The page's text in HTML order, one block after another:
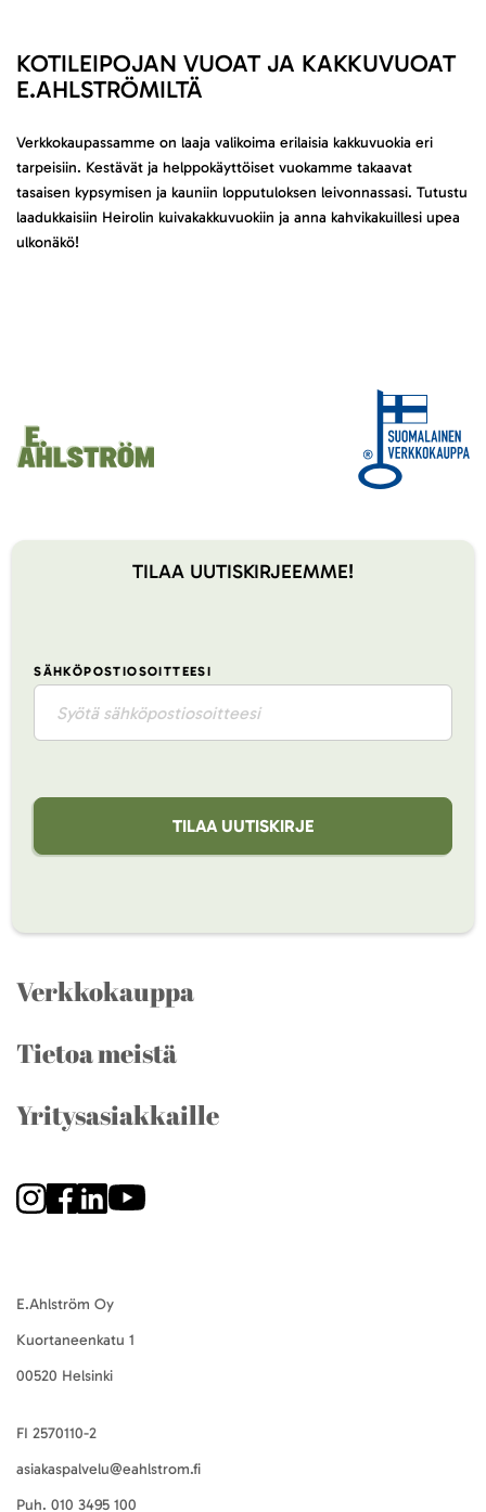
KOTILEIPOJAN VUOAT JA KAKKUVUOAT
E.AHLSTRÖMILTÄ
Verkkokaupassamme on laaja valikoima erilaisia kakkuvuokia eri
tarpeisiin. Kestävät ja helppokäyttöiset vuokamme takaavat
tasaisen kypsymisen ja kauniin lopputuloksen leivonnassasi. Tutustu
laadukkaisiin Heirolin kuivakakkuvuokiin ja anna kahvikakuillesi upea
ulkonäkö!
TILAA UUTISKIRJEEMME!
SÄHKÖPOSTIOSOITTEESI
TILAA UUTISKIRJE
Verkkokauppa
Tietoa meistä
Yritysasiakkaille
E.Ahlström Oy
Kuortaneenkatu 1
00520 Helsinki
FI 2570110-2
asiakaspalvelu@eahlstrom.fi
Puh. 010 3495 100